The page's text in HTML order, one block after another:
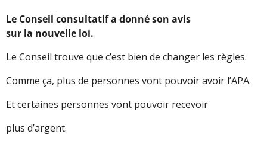
Le Conseil consultatif a donné son avis
sur la nouvelle loi.
Le Conseil trouve que c’est bien de changer les règles.
Comme ça, plus de personnes vont pouvoir avoir l’APA.
Et certaines personnes vont pouvoir recevoir
plus d’argent.